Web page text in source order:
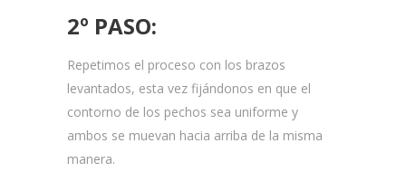
2º PASO:
Repetimos el proceso con los brazos
levantados, esta vez fijándonos en que el
contorno de los pechos sea uniforme y
ambos se muevan hacia arriba de la misma
manera.